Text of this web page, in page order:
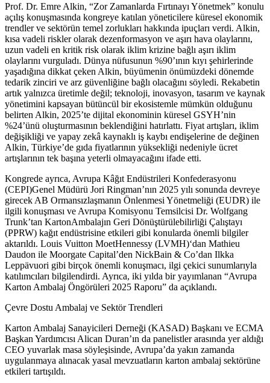
Prof. Dr. Emre Alkin, “Zor Zamanlarda Fırtınayı Yönetmek” konulu
açılış konuşmasında kongreye katılan yöneticilere küresel ekonomik
trendler ve sektörün temel zorlukları hakkında ipuçları verdi. Alkin,
kısa vadeli riskler olarak dezenformasyon ve aşırı hava olaylarını,
uzun vadeli en kritik risk olarak iklim krizine bağlı aşırı iklim
olaylarını vurguladı. Dünya nüfusunun %90’ının kıyı şehirlerinde
yaşadığına dikkat çeken Alkin, büyümenin önümüzdeki dönemde
tedarik zinciri ve arz güvenliğine bağlı olacağını söyledi. Rekabetin
artık yalnızca üretimle değil; teknoloji, inovasyon, tasarım ve kaynak
yönetimini kapsayan bütüncül bir ekosistemle mümkün olduğunu
belirten Alkin, 2025’te dijital ekonominin küresel GSYH’nin
%24’ünü oluşturmasının beklendiğini hatırlattı. Fiyat artışları, iklim
değişikliği ve yapay zekâ kaynaklı iş kaybı endişelerine de değinen
Alkin, Türkiye’de gıda fiyatlarının yüksekliği nedeniyle ücret
artışlarının tek başına yeterli olmayacağını ifade etti.
Kongrede ayrıca, Avrupa Kâğıt Endüstrileri Konfederasyonu
(CEPI)Genel Müdürü Jori Ringman’nın 2025 yılı sonunda devreye
girecek AB Ormansızlaşmanın Önlenmesi Yönetmeliği (EUDR) ile
ilgili konuşması ve Avrupa Komisyonu Temsilcisi Dr. Wolfgang
Trunk’tan KartonAmbalajın Geri Dönüştürülebilirliği Çalıştayı
(PPRW) kağıt endüstrisine etkileri gibi konularda önemli bilgiler
aktarıldı. Louis Vuitton MoetHennessy (LVMH)‘dan Mathieu
Daudon ile Moorgate Capital’den NickBain & Co’dan Ilkka
Leppävuori gibi birçok önemli konuşmacı, ilgi çekici sunumlarıyla
katılımcıları bilgilendirdi. Ayrıca, iki yılda bir yayımlanan “Avrupa
Karton Ambalaj Öngörüleri 2025 Raporu” da açıklandı.
Çevre Dostu Ambalaj ve Sektör Trendleri
Karton Ambalaj Sanayicileri Derneği (KASAD) Başkanı ve ECMA
Başkan Yardımcısı Alican Duran’ın da panelistler arasında yer aldığı
CEO yuvarlak masa söyleşisinde, Avrupa’da yakın zamanda
uygulanmaya alınacak yasal mevzuatların karton ambalaj sektörüne
etkileri tartışıldı.